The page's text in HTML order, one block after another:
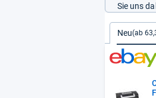
Sie uns
Neu(ab